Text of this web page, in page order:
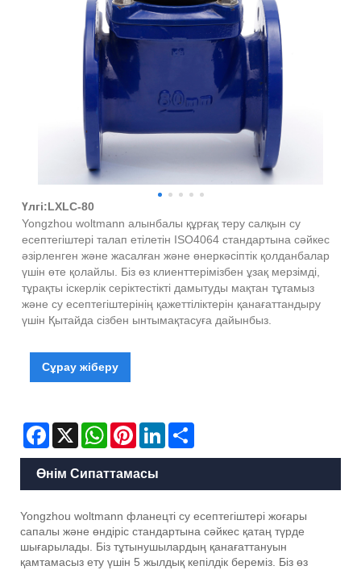
Woltmann алынбалы құрғақ теру салқын су
Үлгі:LXLC-80
Yongzhou woltmann алынбалы құрғақ теру салқын су
есептегіштері талап етілетін ISO4064 стандартына сәйкес
әзірленген және жасалған және өнеркәсіптік қолданбалар
үшін өте қолайлы. Біз өз клиенттерімізбен ұзақ мерзімді,
тұрақты іскерлік серіктестікті дамытуды мақтан тұтамыз
және су есептегіштерінің қажеттіліктерін қанағаттандыру
үшін Қытайда сізбен ынтымақтасуға дайынбыз.
Сұрау жіберу
Facebook
X WhatsAppPinterestLinkedIn
Өнім Сипаттамасы
Yongzhou woltmann фланецті су есептегіштері жоғары
сапалы және өндіріс стандартына сәйкес қатаң түрде
шығарылады. Біз тұтынушылардың қанағаттануын
қамтамасыз ету үшін 5 жылдық кепілдік береміз. Біз өз